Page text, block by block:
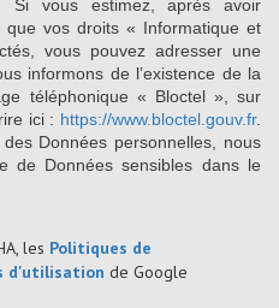
Si vous estimez, après avoir
vos droits « Informatique et
vous pouvez adresser une
informons de l’existence de la
téléphonique « Bloctel », sur
ici : https://www.bloctel.gouv.fr.
Données personnelles, nous
de Données sensibles dans le
les Politiques de
d'utilisation de Google